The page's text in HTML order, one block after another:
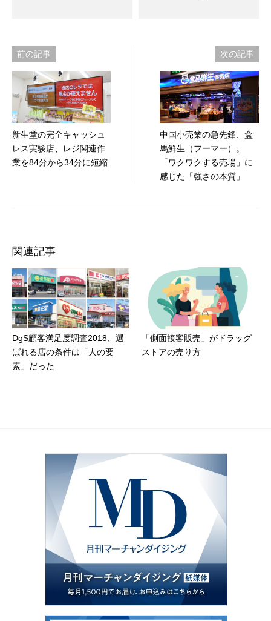
投
稿
ナ
ビ
ゲ
ー
前の記事
新生堂の完全キャッシュ
レス実験店、レジ関連作
業を84分から34分に短縮
次の記事
中国小売業の急先鋒、盒
馬鮮生（フーマー）。
「ワクワクする売場」に
感じた「強さの本質」
関連記事
DgS顧客満足度調査2018、選
ばれる店の条件は「人の要
素」だった
「側面接客販売」がドラッグ
ストアの売り方